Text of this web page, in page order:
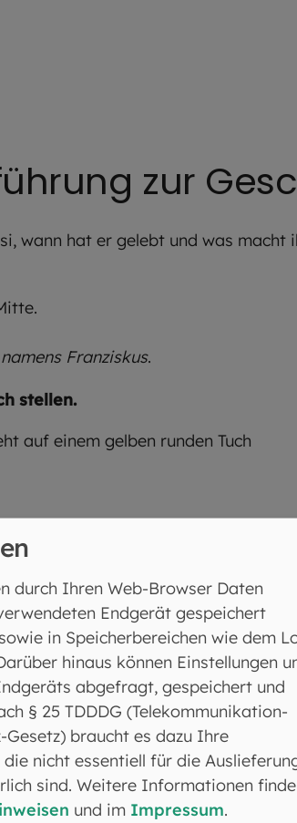
zur
wann hat er gelebt und was macht
Franziskus.
stellen.
um die Egli-Figur Franz
ihr Kind über alles. Er lernte
in jener Zeit.
seines Vaters übernehmen. Doch
Im Gefängnis dachte Franziskus
Und so verschenkte er alles, was
Jesus.
durch Ihren Web-Browser Daten
Endgerät gespeichert
in Speicherbereichen wie dem
hinaus können Einstellungen
abgefragt, gespeichert und
§ 25 TDDDG (Telekommunikation-
braucht es dazu Ihre
nicht essentiell für die
sind. Weitere Informationen
und im Impressum.